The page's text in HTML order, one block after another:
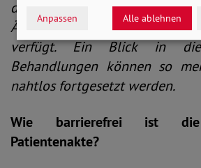
darüber machen, ob der neue
Ärztin über alle
verfügt. Ein Blick in
Behandlungen können so
nahtlos fortgesetzt werden.
Wie barrierefrei ist die
Patientenakte?
Anpassen Alle ablehnen